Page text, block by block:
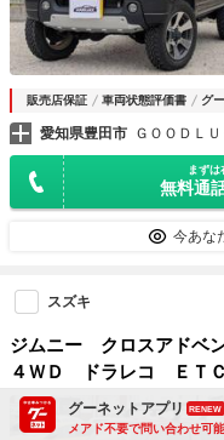
販売店保証 車両状態評価書 グ
愛知県豊田市 ＧＯＯＤＬ
まずは
無料通
今あな
スズキ
ジムニー クロスアドベ
４ＷＤ ドラレコ ＥＴ
Ｃ 運転席シートヒー
ィンドウ パワーステ
グーネットアプリ RENEW
メアド不要で問い合わせ可能